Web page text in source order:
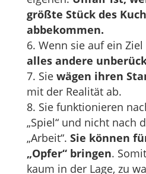
größte Stück des
abbekommen.
Wenn sie auf ein
alles andere
Sie wägen ihren
mit der Realität ab.
Sie funktionieren
„Spiel“ und nicht nach
„Arbeit“. Sie können
„Opfer“ bringen.
kaum in der Lage, zu